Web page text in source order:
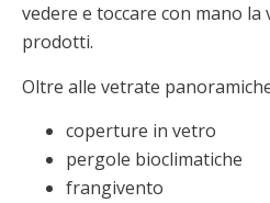
vedere e toccare con mano
prodotti.
Oltre alle vetrate
coperture in vetro
pergole bioclimatiche
frangivento